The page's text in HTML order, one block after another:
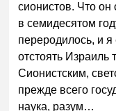
сионистов. Что он
в семидесятом
переродилось, и я
отстоять Израиль
Сионистским,
прежде всего
наука, разум…